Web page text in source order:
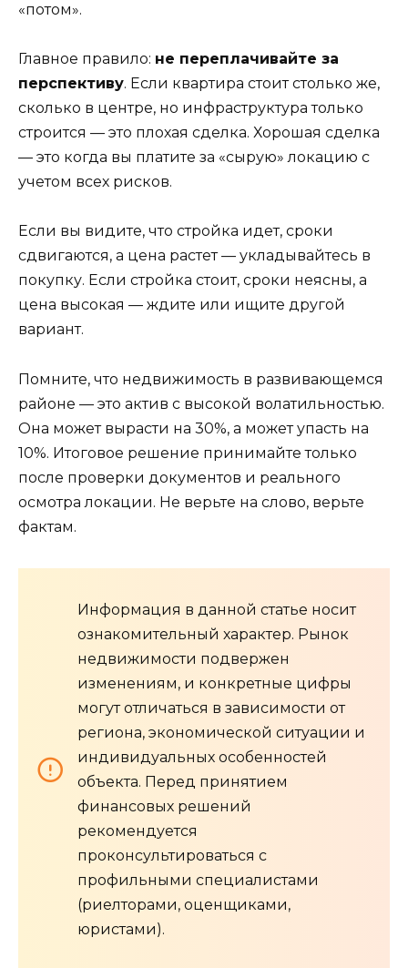
«потом».
Главное правило: не переплачивайте за
перспективу. Если квартира стоит столько же,
сколько в центре, но инфраструктура только
строится — это плохая сделка. Хорошая сделка
— это когда вы платите за «сырую» локацию с
учетом всех рисков.
Если вы видите, что стройка идет, сроки
сдвигаются, а цена растет — укладывайтесь в
покупку. Если стройка стоит, сроки неясны, а
цена высокая — ждите или ищите другой
вариант.
Помните, что недвижимость в развивающемся
районе — это актив с высокой волатильностью.
Она может вырасти на 30%, а может упасть на
10%. Итоговое решение принимайте только
после проверки документов и реального
осмотра локации. Не верьте на слово, верьте
фактам.
Информация в данной статье носит
ознакомительный характер. Рынок
недвижимости подвержен
изменениям, и конкретные цифры
могут отличаться в зависимости от
региона, экономической ситуации и
индивидуальных особенностей
объекта. Перед принятием
финансовых решений
рекомендуется
проконсультироваться с
профильными специалистами
(риелторами, оценщиками,
юристами).